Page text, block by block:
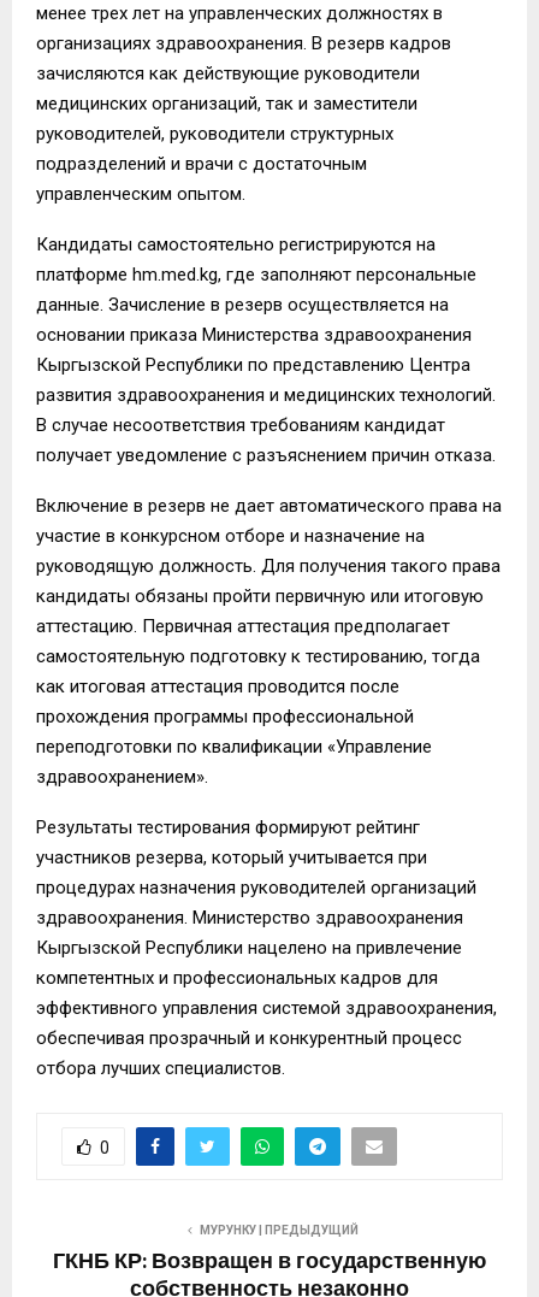
менее трех лет на управленческих должностях в
организациях здравоохранения. В резерв кадров
зачисляются как действующие руководители
медицинских организаций, так и заместители
руководителей, руководители структурных
подразделений и врачи с достаточным
управленческим опытом.
Кандидаты самостоятельно регистрируются на
платформе hm.med.kg, где заполняют персональные
данные. Зачисление в резерв осуществляется на
основании приказа Министерства здравоохранения
Кыргызской Республики по представлению Центра
развития здравоохранения и медицинских технологий.
В случае несоответствия требованиям кандидат
получает уведомление с разъяснением причин отказа.
Включение в резерв не дает автоматического права на
участие в конкурсном отборе и назначение на
руководящую должность. Для получения такого права
кандидаты обязаны пройти первичную или итоговую
аттестацию. Первичная аттестация предполагает
самостоятельную подготовку к тестированию, тогда
как итоговая аттестация проводится после
прохождения программы профессиональной
переподготовки по квалификации «Управление
здравоохранением».
Результаты тестирования формируют рейтинг
участников резерва, который учитывается при
процедурах назначения руководителей организаций
здравоохранения. Министерство здравоохранения
Кыргызской Республики нацелено на привлечение
компетентных и профессиональных кадров для
эффективного управления системой здравоохранения,
обеспечивая прозрачный и конкурентный процесс
отбора лучших специалистов.
0
МУРУНКУ | ПРЕДЫДУЩИЙ
ГКНБ КР: Возвращен в государственную
собственность незаконно